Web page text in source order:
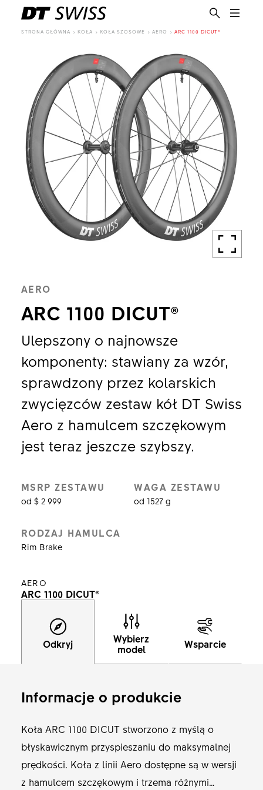
STRONA GŁÓWNA KOŁA KOŁA SZOSOWE AERO ARC 1100 DICUT®
AERO
ARC 1100 DICUT®
Ulepszony o najnowsze
komponenty: stawiany za wzór,
sprawdzony przez kolarskich
zwycięzców zestaw kół DT Swiss
Aero z hamulcem szczękowym
jest teraz jeszcze szybszy.
MSRP ZESTAWU
od $ 2 999
WAGA ZESTAWU
od 1527 g
RODZAJ HAMULCA
Rim Brake
AERO
ARC 1100 DICUT®
Odkryj
Wybierz
model
Wsparcie
Informacje o produkcie
Koła ARC 1100 DICUT stworzono z myślą o
błyskawicznym przyspieszaniu do maksymalnej
prędkości. Koła z linii Aero dostępne są w wersji
z hamulcem szczękowym i trzema różnymi